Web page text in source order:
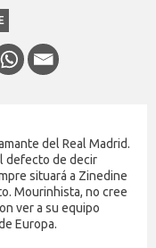
del Real Madrid.
defecto de decir
situará a Zinedine
Mourinhista, no cree
ver a su equipo
Europa.